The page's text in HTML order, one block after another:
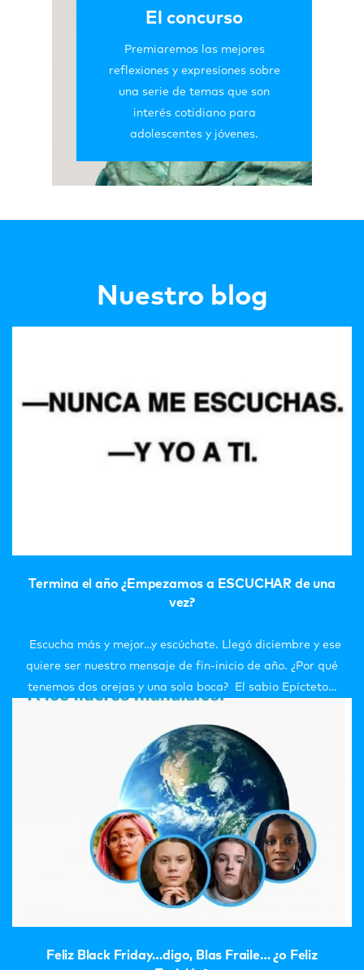
El concurso
Premiaremos las mejores
reflexiones y expresiones sobre
una serie de temas que son
interés cotidiano para
adolescentes y jóvenes.
Nuestro blog
Termina el año ¿Empezamos a ESCUCHAR de una
vez?
Escucha más y mejor…y escúchate. Llegó diciembre y ese
quiere ser nuestro mensaje de fin-inicio de año. ¿Por qué
tenemos dos orejas y una sola boca? El sabio Epícteto…
Feliz Black Friday…digo, Blas Fraile… ¿o Feliz